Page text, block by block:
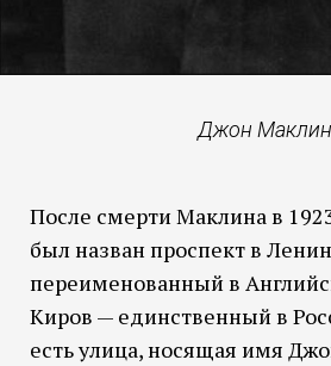
Джон Маклин.
После смерти Маклина в
был назван проспект в
переименованный в
Киров — единственный в
есть улица, носящая имя